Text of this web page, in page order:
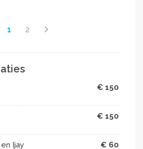
1 2
€ 150
€ 150
en Ijay € 60